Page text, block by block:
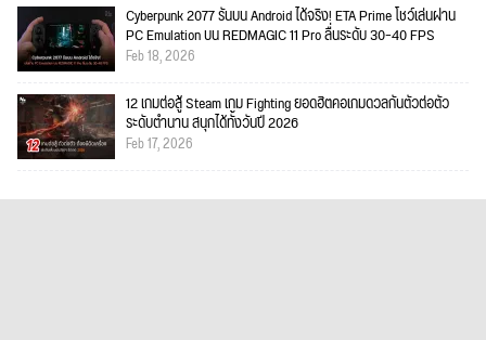
Cyberpunk 2077 รันบน Android ได้จริง! ETA Prime โชว์เล่นผ่าน
PC Emulation บน REDMAGIC 11 Pro ลื่นระดับ 30–40 FPS
Feb 18, 2026
12 เกมต่อสู้ Steam เกม Fighting ยอดฮิตคอเกมดวลกันตัวต่อตัว
ระดับตำนาน สนุกได้ทั้งวันปี 2026
Feb 17, 2026